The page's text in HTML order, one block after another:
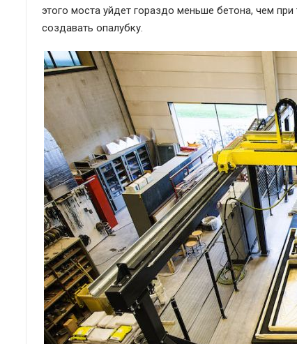
этого моста уйдет гораздо меньше бетона, чем
создавать опалубку.